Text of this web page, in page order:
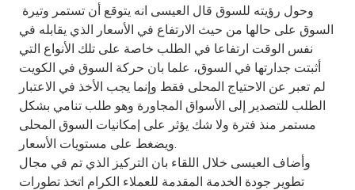
السوق على حالها من حيث الارتفاع في الأسعار الذي يقابله في
نفس الوقت ارتفاعا في الطلب خاصة على تلك الأنواع التي
أثبتت جدارتها في السوق، علما بان حركة السوق في الكويت
لم تعبر عن الاحتياج المحلى فقط وإنما يجب الأخذ في الاعتبار
الطلب للتصدير إلى الأسواق المجاورة وهو طلب تنامي بشكل
مستمر منذ فترة ولا شك يؤثر على إمكانيات السوق المحلى
ويضغط على مستويات الأسعار.
وأضاف العيسى خلال اللقاء بان التركيز الذي تم في مجال
تطوير جودة الخدمة المقدمة للعملاء الكرام اتخذ تطورات